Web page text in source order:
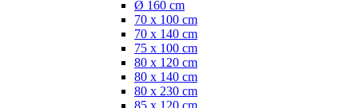
Ø 160 cm
70 x 100 cm
70 x 140 cm
75 x 100 cm
80 x 120 cm
80 x 140 cm
80 x 230 cm
85 x 120 cm